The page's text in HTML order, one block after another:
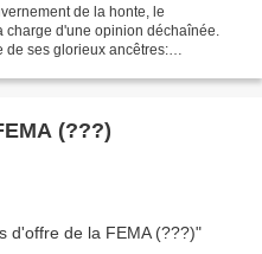
de la honte, le
d'une opinion déchaînée.
de ses glorieux ancêtres:
(???)